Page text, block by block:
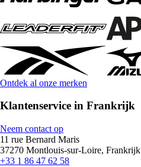
Ontdek al onze merken
Klantenservice in Frankrijk
Neem contact op
11 rue Bernard Maris
37270 Montlouis-sur-Loire, Frankrijk
+33 1 86 47 62 58